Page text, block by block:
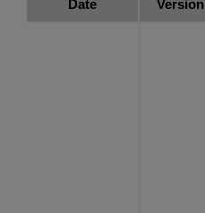
Date Version